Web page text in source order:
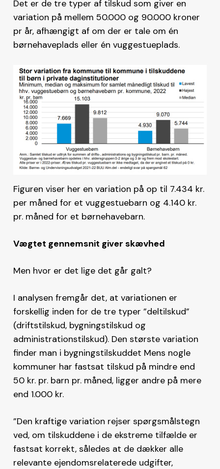
Det er de tre typer af tilskud som giver en
variation på mellem 50.000 og 90.000 kroner
pr år, afhængigt af om der er tale om én
børnehaveplads eller én vuggestueplads.
Figuren viser her en variation på op til 7.434 kr.
per måned for et vuggestuebarn og 4.140 kr.
pr. måned for et børnehavebarn.
Vægtet gennemsnit giver skævhed
Men hvor er det lige det går galt?
I analysen fremgår det, at variationen er
forskellig inden for de tre typer ”deltilskud”
(driftstilskud, bygningstilskud og
administrationstilskud). Den største variation
finder man i bygningstilskuddet Mens nogle
kommuner har fastsat tilskud på mindre end
50 kr. pr. barn pr. måned, ligger andre på mere
end 1.000 kr.
”Den kraftige variation rejser spørgsmålstegn
ved, om tilskuddene i de ekstreme tilfælde er
fastsat korrekt, således at de dækker alle
relevante ejendomsrelaterede udgifter,